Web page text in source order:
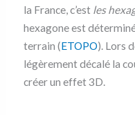
la France, c’est les
hexagone est
terrain (ETOPO). Lors
légèrement décalé la
créer un effet 3D.